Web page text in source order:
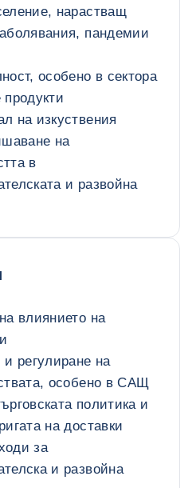
нарастващ
пандемии
особено в сектора
на изкуствения
на
в
и развойна
влиянието на
регулиране на
особено в САЩ
политика и
на доставки
за
и развойна